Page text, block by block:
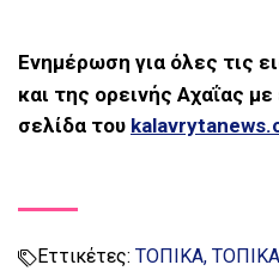
Ενημέρωση για όλες τις
και της ορεινής Αχαΐας με
σελίδα του
Εττικέτες: ΤΟΠΙΚΑ